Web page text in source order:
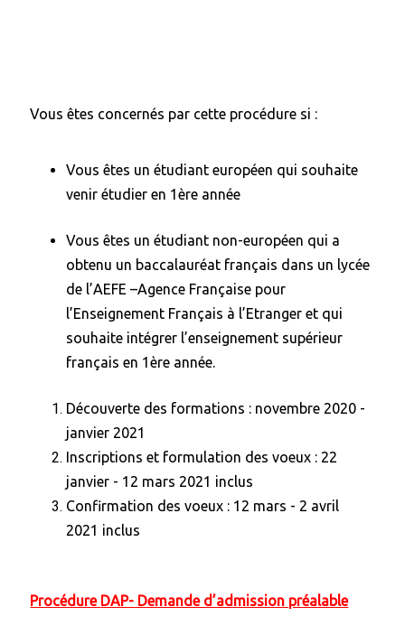
Vous êtes concernés par cette procédure si :
Vous êtes un étudiant européen qui souhaite
venir étudier en 1ère année
Vous êtes un étudiant non-européen qui a
obtenu un baccalauréat français dans un lycée
de l’AEFE –Agence Française pour
l’Enseignement Français à l’Etranger et qui
souhaite intégrer l’enseignement supérieur
français en 1ère année.
Découverte des formations : novembre 2020 -
janvier 2021
Inscriptions et formulation des voeux : 22
janvier - 12 mars 2021 inclus
Confirmation des voeux : 12 mars - 2 avril
2021 inclus
Procédure DAP- Demande d’admission préalable